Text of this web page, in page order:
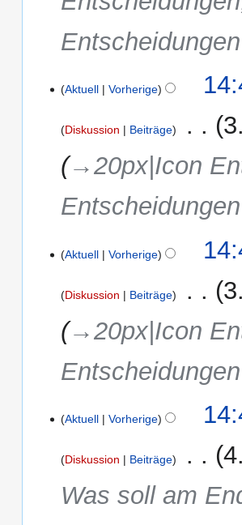
Aktuell Vorherige
Diskussion Beiträge
→‎20px|Icon
Aktuell Vorherige
Diskussion Beiträge
→‎20px|Icon
Aktuell Vorherige
Diskussion Beiträge
Was soll am